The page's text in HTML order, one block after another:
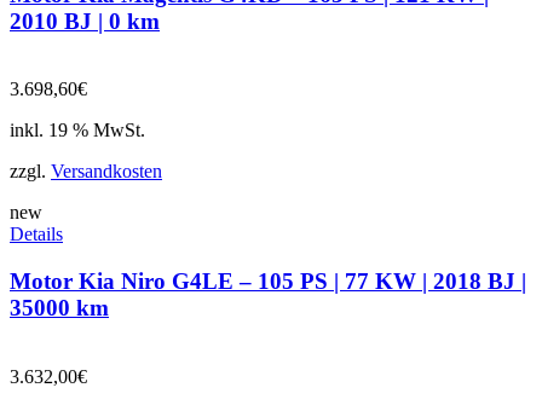
2010 BJ | 0 km
3.698,60€
inkl. 19 % MwSt.
zzgl. Versandkosten
new
Details
Motor Kia Niro G4LE – 105 PS | 77 KW | 2018 BJ |
35000 km
3.632,00€